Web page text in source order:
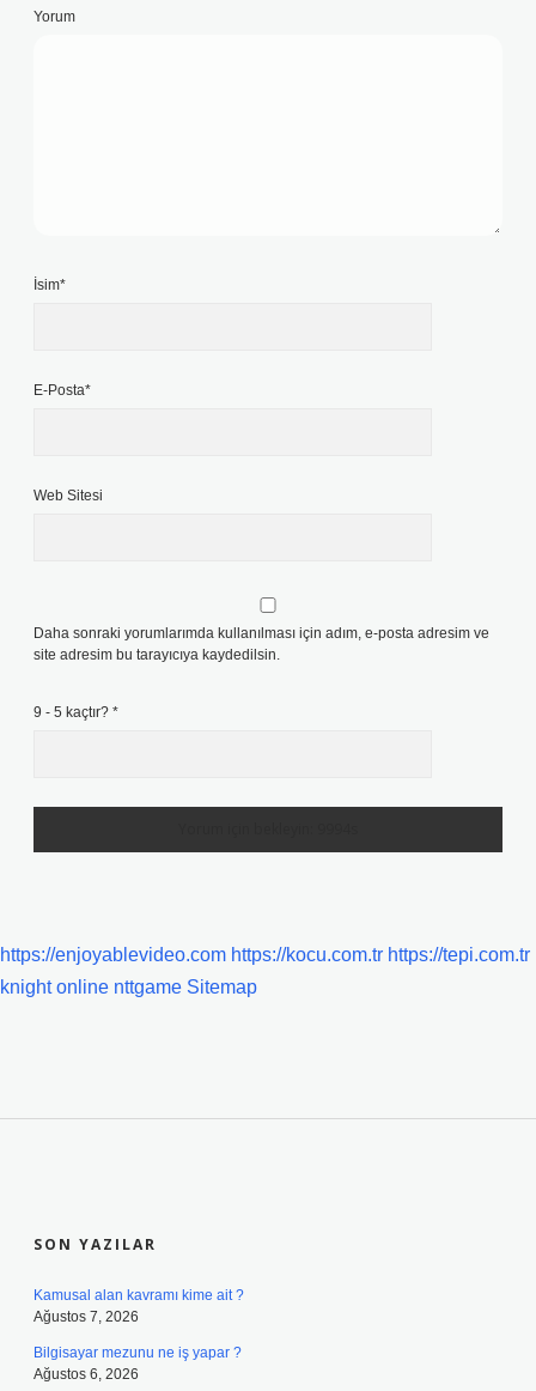
Yorum
İsim*
E-Posta*
Web Sitesi
Daha sonraki yorumlarımda kullanılması için adım, e-posta adresim ve
site adresim bu tarayıcıya kaydedilsin.
9 - 5 kaçtır? *
https://enjoyablevideo.com https://kocu.com.tr https://tepi.com.tr
knight online nttgame Sitemap
SON YAZILAR
Kamusal alan kavramı kime ait ?
Ağustos 7, 2026
Bilgisayar mezunu ne iş yapar ?
Ağustos 6, 2026